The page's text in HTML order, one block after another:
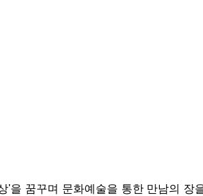
을 꿈꾸며 문화예술을 통한 만남의 장